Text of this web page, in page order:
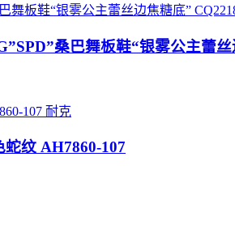
桑巴舞板鞋“银雾公主蕾
耐克
纹 AH7860-107